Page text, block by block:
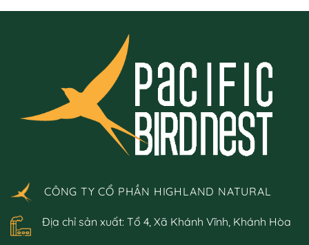
CÔNG TY CỔ PHẦN HIGHLAND NATURAL
Địa chỉ sản xuất: Tổ 4, Xã Khánh Vĩnh, Khánh Hòa